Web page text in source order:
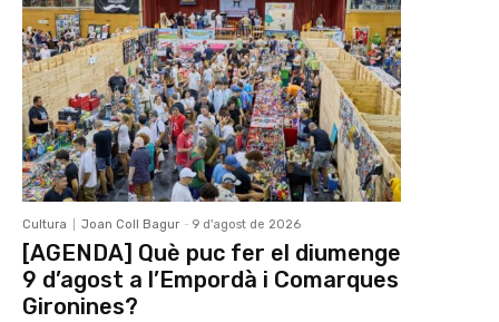
Cultura Joan Coll Bagur - 9 d'agost de 2026
[AGENDA] Què puc fer el diumenge
9 d’agost a l’Empordà i Comarques
Gironines?